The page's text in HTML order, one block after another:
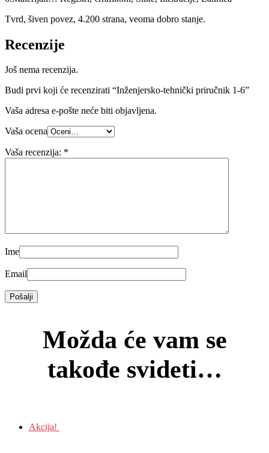
Tvrd, šiven povez, 4.200 strana, veoma dobro stanje.
Recenzije
Još nema recenzija.
Budi prvi koji će recenzirati “Inženjersko-tehnički priručnik 1-6”
Vaša adresa e-pošte neće biti objavljena.
Vaša ocena
Vaša recenzija: *
Ime
Email
Možda će vam se
takođe svideti…
Akcija!